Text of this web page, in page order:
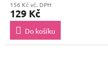
156 Kč vč. DPH
129 Kč
Do košíku